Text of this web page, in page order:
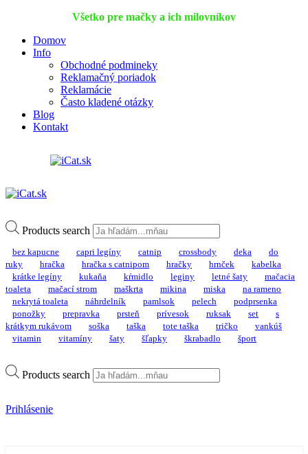
Všetko pre mačky a ich milovníkov
Domov
Info
Obchodné podmineky
Reklamačný poriadok
Reklamácie
Často kladené otázky
Blog
Kontakt
Products search
bez kapucne capri legíny catnip crossbody deka
do
ruky
hračka hračka s catnipom hračky hrnček
kabelka
krátke legíny
kukaňa kŕmidlo leginy letné šaty
mačacia
toaleta
mačací strom maškrta mikina miska
na rameno
nekrytá toaleta
náhrdelník pamlsok pelech
podprsenka
ponožky
prepravka prsteň prívesok ruksak set
s
krátkym rukávom
soška taška tote taška tričko
vankúš
vitamin
vitamíny šaty šľapky škrabadlo šport
Products search
Prihlásenie